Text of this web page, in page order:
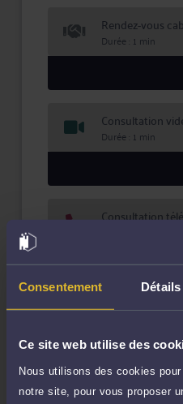
Consentement Détails
Ce site web utilise des
Nous utilisons des cookies
notre site, pour vous proposer
possible, et lors de litiges,
ténacité et efficacité.
Rendez-vous
Durée : 1 min
Consultation
Durée : 1 min
Consultation
Question simple
de 1.000 caractères)